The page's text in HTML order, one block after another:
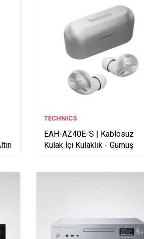
TECHNICS
EAH-AZ40E-S | Kablosuz
Kulak İçi Kulaklık - Gümüş